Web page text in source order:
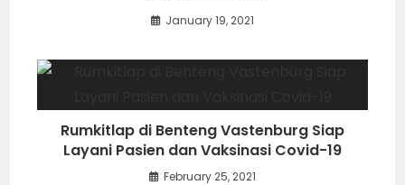
January 19, 2021
Rumkitlap di Benteng Vastenburg Siap
Layani Pasien dan Vaksinasi Covid-19
February 25, 2021